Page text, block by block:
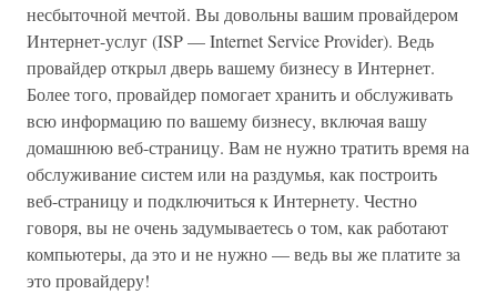
несбыточной мечтой. Вы довольны вашим провайдером
Интернет-услуг (ISP — Internet Service Provider). Ведь
провайдер открыл дверь вашему бизнесу в Интернет.
Более того, провайдер помогает хранить и обслуживать
всю информацию по вашему бизнесу, включая вашу
домашнюю веб-страницу. Вам не нужно тратить время на
обслуживание систем или на раздумья, как построить
веб-страницу и подключиться к Интернету. Честно
говоря, вы не очень задумываетесь о том, как работают
компьютеры, да это и не нужно — ведь вы же платите за
это провайдеру!